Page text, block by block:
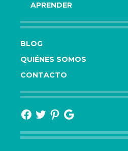
APRENDER
BLOG
QUIÉNES SOMOS
CONTACTO
Facebook
TwitterPinterest
Google